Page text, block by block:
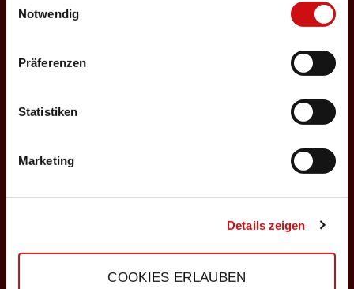
Notwendig
Präferenzen
Statistiken
Marketing
Details zeigen
COOKIES ERLAUBEN
Ur-Rumbelstilzje
25.10.2026
Einlass: 16:30